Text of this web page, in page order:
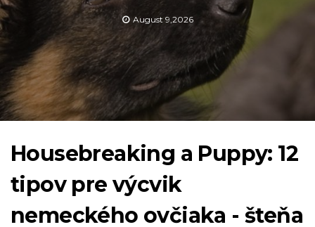
August 9,2026
Housebreaking a Puppy: 12
tipov pre výcvik
nemeckého ovčiaka - šteňa